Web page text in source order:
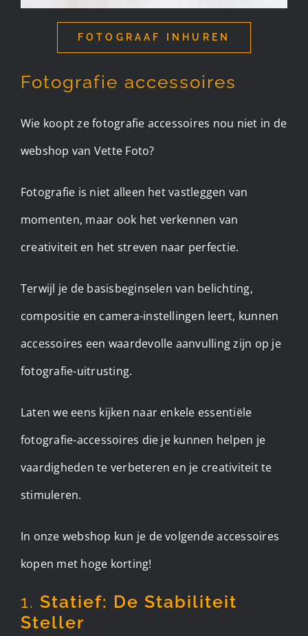
FOTOGRAAF INHUREN
Fotografie accessoires
Wie koopt ze fotografie accessoires nou niet in de
webshop van Vette Foto?
Fotografie is niet alleen het vastleggen van
momenten, maar ook het verkennen van
creativiteit en het streven naar perfectie.
Terwijl je de basisbeginselen van belichting,
compositie en camera-instellingen leert, kunnen
accessoires een waardevolle aanvulling zijn op je
fotografie-uitrusting.
Laten we eens kijken naar enkele essentiële
fotografie-accessoires die je kunnen helpen je
vaardigheden te verbeteren en je creativiteit te
stimuleren.
In onze webshop kun je de volgende accessoires
kopen met hoge korting!
1. Statief: De Stabiliteit
Steller